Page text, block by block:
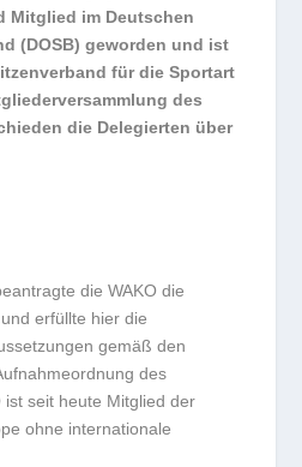
Mitglied im Deutschen
(DOSB) geworden und ist
für die Sportart
des
die Delegierten über
die WAKO die
erfüllte hier die
gemäß den
des
ist seit heute Mitglied der
ohne internationale